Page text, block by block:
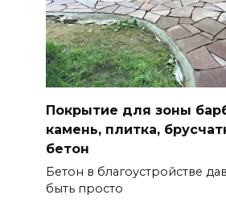
Покрытие для зоны
камень, плитка,
бетон
Бетон в благоустройстве
быть просто